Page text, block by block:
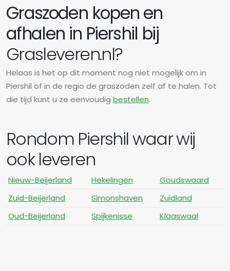
Graszoden kopen en
afhalen in Piershil bij
Grasleveren.nl?
Helaas is het op dit moment nog niet mogelijk om in
Piershil of in de regio de graszoden zelf af te halen. Tot
die tijd kunt u ze eenvoudig bestellen.
Rondom Piershil waar wij
ook leveren
Nieuw-Beijerland Hekelingen
Goudswaard
Zuid-Beijerland
Simonshaven
Zuidland
Oud-Beijerland
Spijkenisse Klaaswaal